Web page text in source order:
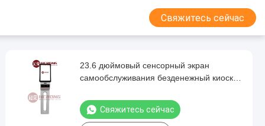
Свяжитесь сейчас
23.6 дюймовый сенсорный экран
самообслуживания безденежный киоск с
распознавания лица
Свяжитесь сейчас